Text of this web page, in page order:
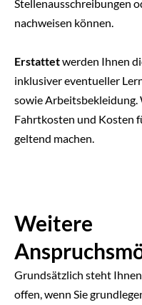
Stellenausschreibungen
nachweisen können.
Erstattetwerden Ihnen
inklusiver eventueller
sowie Arbeitsbekleidung.
Fahrtkosten und Kosten
geltend machen.
Weitere
Grundsätzlich steht
offen, wenn Sie